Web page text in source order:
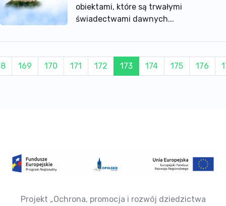
obiektami, które są trwałymi
świadectwami dawnych...
169 170 171 172 173 174 175 176
Projekt „Ochrona, promocja i rozwój dziedzictwa